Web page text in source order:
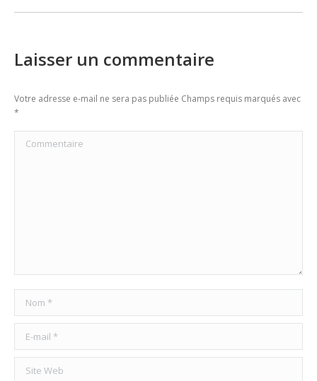
Laisser un commentaire
Votre adresse e-mail ne sera pas publiée Champs requis marqués avec
*
Commentaire
Nom *
E-mail *
Site Web